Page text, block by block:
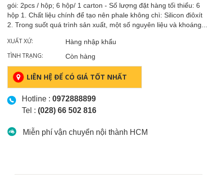
gói: 2pcs / hộp; 6 hộp/ 1 carton - Số lượng đặt hàng tối thiểu: 6
hộp 1. Chất liệu chính để tạo nên phale không chì: Silicon điôxít
2. Trong suốt quá trình sản xuất, một số nguyên liệu và khoáng...
XUẤT XỨ: Hàng nhập khẩu
TÌNH TRẠNG: Còn hàng
LIÊN HỆ ĐỂ CÓ GIÁ TỐT NHẤT
Hotline : 0972888899
Tel : (028) 66 502 816
Miễn phí vận chuyển nội thành HCM